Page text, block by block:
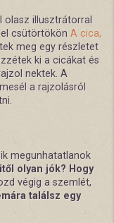
olasz illusztrátorral
csütörtökön A cica,
meg egy részletet
ki a cicákat és
nektek. A
a rajzolásról
megunhatatlanok
olyan jók? Hogy
végig a szemlét,
találsz egy